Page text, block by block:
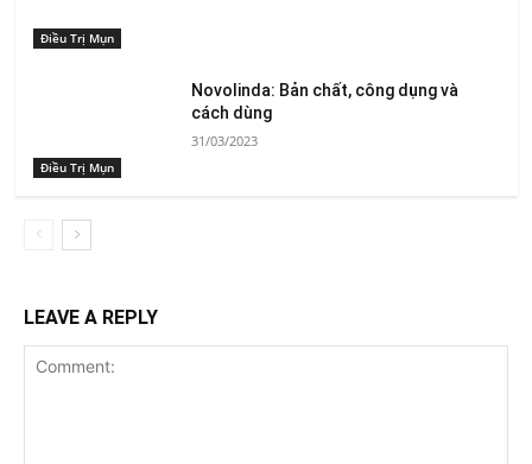
Điều Trị Mụn
Điều Trị Mụn
Novolinda: Bản chất, công dụng và
cách dùng
31/03/2023
LEAVE A REPLY